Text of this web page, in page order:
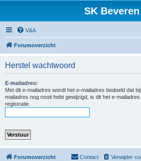
SK Beveren
V&A
Forumoverzicht
Herstel wachtwoord
E-mailadres:
Met dit e-mailadres wordt het e-mailadres bedoeld dat
mailadres nog nooit hebt gewijzigd, is dit het e-
registratie.
Forumoverzicht Verwijder
Contact